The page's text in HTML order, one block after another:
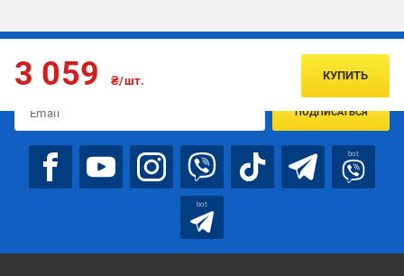
3 059 ₴/шт. КУПИТЬ
Подписывайтесь, чтобы узнавать первым об акцияx и
ПОДПИСАТЬСЯ
bot
bot